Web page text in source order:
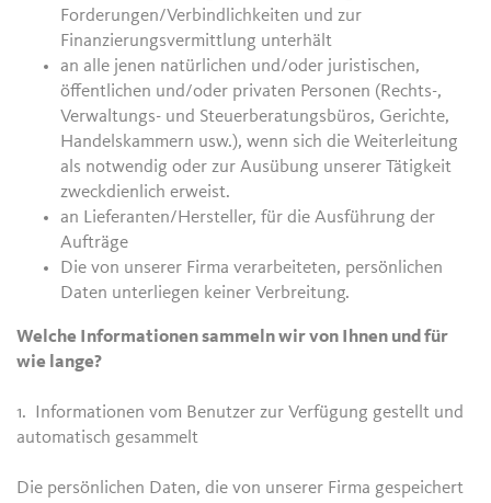
Forderungen/Verbindlichkeiten und zur
Finanzierungsvermittlung unterhält
an alle jenen natürlichen und/oder juristischen,
öffentlichen und/oder privaten Personen (Rechts-,
Verwaltungs- und Steuerberatungsbüros, Gerichte,
Handelskammern usw.), wenn sich die Weiterleitung
als notwendig oder zur Ausübung unserer Tätigkeit
zweckdienlich erweist.
an Lieferanten/Hersteller, für die Ausführung der
Aufträge
Die von unserer Firma verarbeiteten, persönlichen
Daten unterliegen keiner Verbreitung.
Welche Informationen sammeln wir von Ihnen und für
wie lange?
1. Informationen vom Benutzer zur Verfügung gestellt und
automatisch gesammelt
Die persönlichen Daten, die von unserer Firma gespeichert